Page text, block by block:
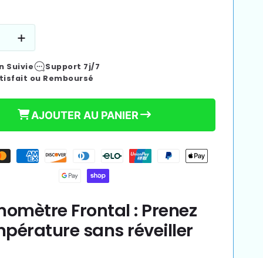
Augmenter
quantité
de
|
Sans
Suivie
Support 7j/7
ou Remboursé
AJOUTER AU PANIER
Frontal : Prenez
sans réveiller